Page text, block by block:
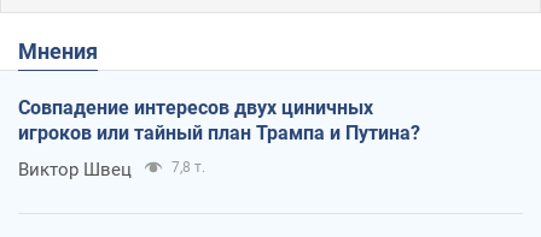
Мнения
Совпадение интересов двух циничных
игроков или тайный план Трампа и Путина?
Виктор Швец 7,8 т.